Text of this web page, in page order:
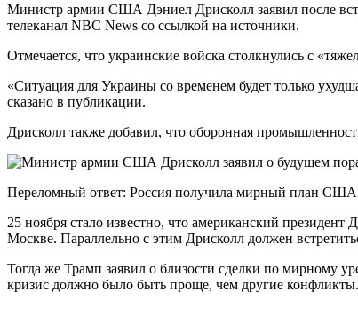
Министр армии США Дэниел Дрисколл заявил после
телеканал NBC News со ссылкой на источники.
Отмечается, что украинские войска столкнулись с
«Ситуация для Украины со временем будет только
сказано в публикации.
Дрисколл также добавил, что оборонная
Переломный ответ: Россия получила мирный план США
25 ноября стало известно, что американский
Москве. Параллельно с этим Дрисколл должен
Тогда же Трамп заявил о близости сделки по мирному
кризис должно было быть проще, чем другие конфликты.